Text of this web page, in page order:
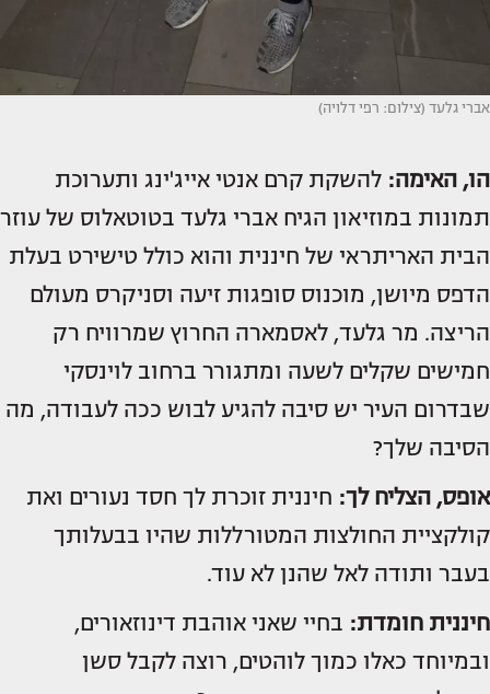
אברי גלעד (צילום: רפי דלויה)
הו, האימה: להשקת קרם אנטי אייג'ינג ותערוכת
תמונות במוזיאון הגיח אברי גלעד בטוטאלוס של עוזר
הבית האריתראי של חיננית והוא כולל טישירט בעלת
הדפס מיושן, מוכנוס סופגות זיעה וסניקרס מעולם
הריצה. מר גלעד, לאסמארה החרוץ שמרוויח רק
חמישים שקלים לשעה ומתגורר ברחוב לוינסקי
שבדרום העיר יש סיבה להגיע לבוש ככה לעבודה, מה
הסיבה שלך?
אופס, הצליח לך: חיננית זוכרת לך חסד נעורים ואת
קולקציית החולצות המטורללות שהיו בבעלותך
בעבר ותודה לאל שהנן לא עוד.
חיננית חומדת: בחיי שאני אוהבת דינוזאורים,
ובמיוחד כאלו כמוך לוהטים, רוצה לקבל סשן